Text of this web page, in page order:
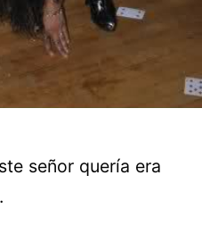
señor quería era